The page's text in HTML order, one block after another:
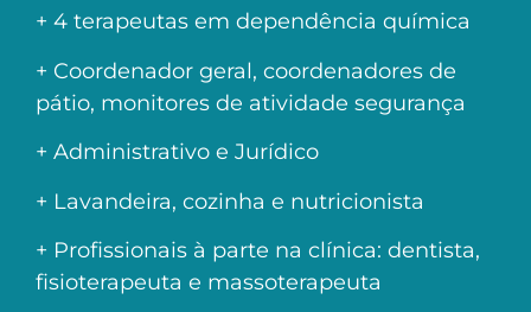
+ 4 terapeutas em dependência química
+ Coordenador geral, coordenadores de
pátio, monitores de atividade segurança
+ Administrativo e Jurídico
+ Lavandeira, cozinha e nutricionista
+ Profissionais à parte na clínica: dentista,
fisioterapeuta e massoterapeuta